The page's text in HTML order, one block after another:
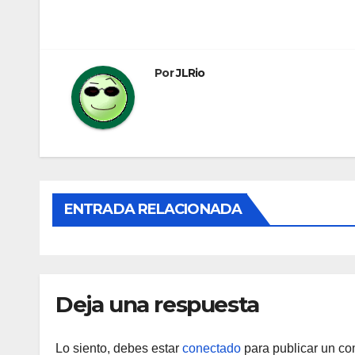
entradas
PorJLRio
ENTRADA RELACIONADA
Deja una respuesta
Lo siento, debes estar conectado para publicar un